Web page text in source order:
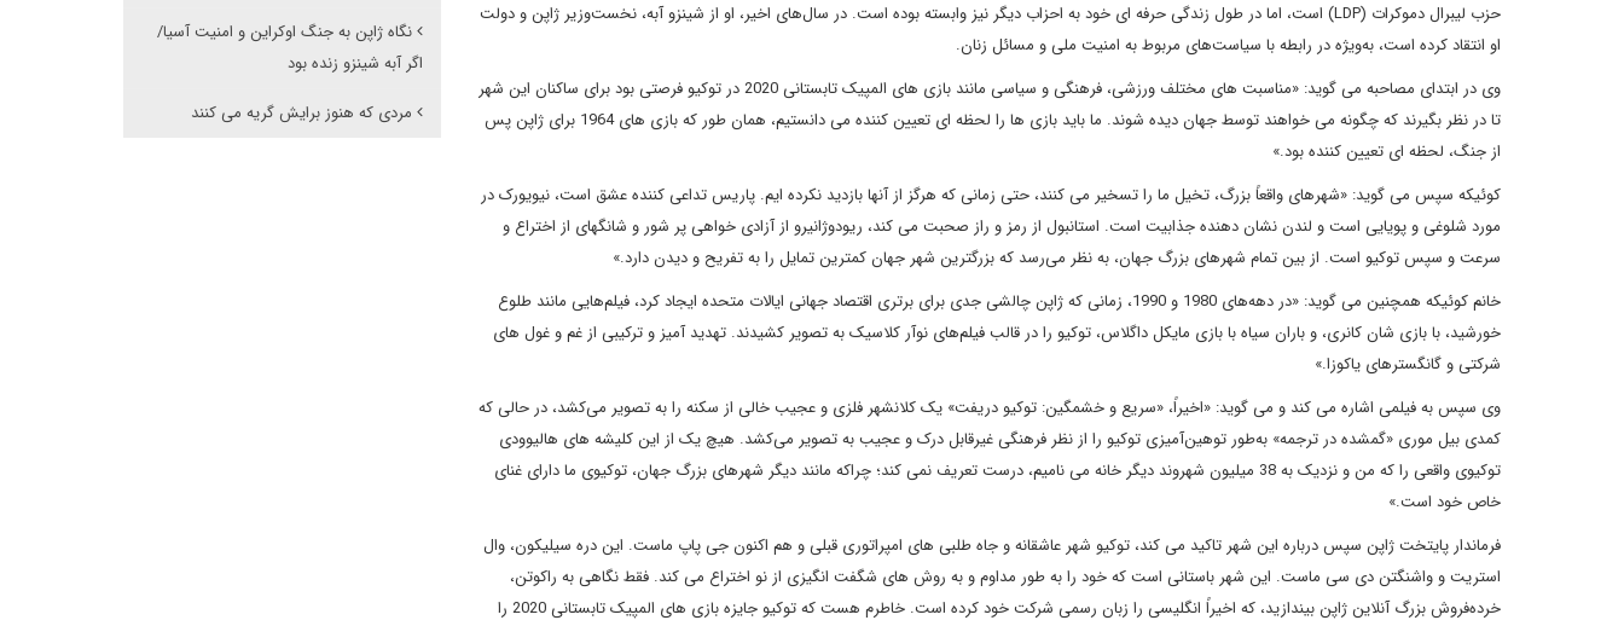
حزب لیبرال دموکرات (LDP) است، اما در طول زندگی حرفه ای خود به احزاب دیگر نیز وابسته بوده است. در سال‌های اخیر، او از شینزو آبه، نخست‌وزیر ژاپن و دولت
او انتقاد کرده است، به‌ویژه در رابطه با سیاست‌های مربوط به امنیت ملی و مسائل زنان.
وی در ابتدای مصاحبه می گوید: «مناسبت های مختلف ورزشی، فرهنگی و سیاسی مانند بازی های المپیک تابستانی 2020 در توکیو فرصتی بود برای ساکنان این شهر
تا در نظر بگیرند که چگونه می خواهند توسط جهان دیده شوند. ما باید بازی ها را لحظه ای تعیین کننده می دانستیم، همان طور که بازی های 1964 برای ژاپن پس
از جنگ، لحظه ای تعیین کننده بود.»
کوئیکه سپس می گوید: «شهرهای واقعاً بزرگ، تخیل ما را تسخیر می کنند، حتی زمانی که هرگز از آنها بازدید نکرده ایم. پاریس تداعی کننده عشق است، نیویورک در
مورد شلوغی و پویایی است و لندن نشان دهنده جذابیت است. استانبول از رمز و راز صحبت می کند، ریودوژانیرو از آزادی خواهی پر شور و شانگهای از اختراع و
سرعت و سپس توکیو است. از بین تمام شهرهای بزرگ جهان، به نظر می‌رسد که بزرگترین شهر جهان کمترین تمایل را به تفریح و دیدن دارد.»
خانم کوئیکه همچنین می گوید: «در دهه‌های 1980 و 1990، زمانی که ژاپن چالشی جدی برای برتری اقتصاد جهانی ایالات متحده ایجاد کرد، فیلم‌هایی مانند طلوع
خورشید، با بازی شان کانری، و باران سیاه با بازی مایکل داگلاس، توکیو را در قالب فیلم‌های نوآر کلاسیک به تصویر کشیدند. تهدید آمیز و ترکیبی از غم و غول های
شرکتی و گانگسترهای یاکوزا.»
وی سپس به فیلمی اشاره می کند و می گوید: «اخیراً، «سریع و خشمگین: توکیو دریفت» یک کلانشهر فلزی و عجیب خالی از سکنه را به تصویر می‌کشد، در حالی که
کمدی بیل موری «گمشده در ترجمه» به‌طور توهین‌آمیزی توکیو را از نظر فرهنگی غیرقابل درک و عجیب به تصویر می‌کشد. هیچ یک از این کلیشه های هالیوودی
توکیوی واقعی را که من و نزدیک به 38 میلیون شهروند دیگر خانه می نامیم، درست تعریف نمی کند؛ چراکه مانند دیگر شهرهای بزرگ جهان، توکیوی ما دارای غنای
خاص خود است.»
فرماندار پایتخت ژاپن سپس درباره این شهر تاکید می کند، توکیو شهر عاشقانه و جاه طلبی های امپراتوری قبلی و هم اکنون جی پاپ ماست. این دره سیلیکون، وال
استریت و واشنگتن دی سی ماست. این شهر باستانی است که خود را به طور مداوم و به روش های شگفت انگیزی از نو اختراع می کند. فقط نگاهی به راکوتن،
خرده‌فروش بزرگ آنلاین ژاپن بیندازید، که اخیراً انگلیسی را زبان رسمی شرکت خود کرده است. خاطرم هست که توکیو جایزه بازی های المپیک تابستانی 2020 را
نگاه ژاپن به جنگ اوکراین و امنیت آسیا/
اگر آبه شینزو زنده بود
مردی که هنوز برایش گریه می کنند